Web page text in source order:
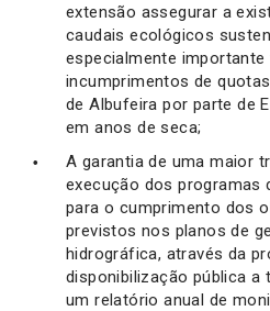
extensão assegurar a
caudais ecológicos
especialmente
incumprimentos de
de Albufeira por parte de
em anos de seca;
A garantia de uma maior
execução dos programas
para o cumprimento dos
previstos nos planos de
hidrográfica, através da
disponibilização pública a
um relatório anual de